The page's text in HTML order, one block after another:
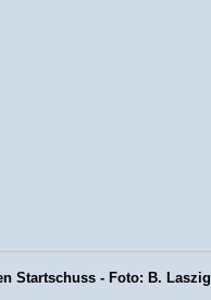
Startschuss - Foto: B. Laszig